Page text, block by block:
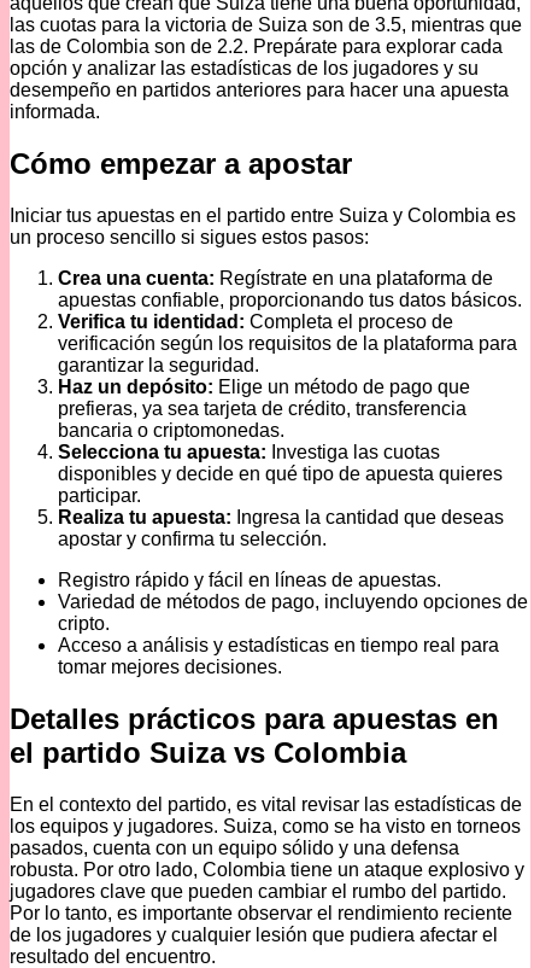
las cuotas para la victoria de Suiza son de 3.5, mientras que
las de Colombia son de 2.2. Prepárate para explorar cada
opción y analizar las estadísticas de los jugadores y su
desempeño en partidos anteriores para hacer una apuesta
informada.
Cómo empezar a apostar
Iniciar tus apuestas en el partido entre Suiza y Colombia es
un proceso sencillo si sigues estos pasos:
Crea una cuenta: Regístrate en una plataforma de
apuestas confiable, proporcionando tus datos básicos.
Verifica tu identidad: Completa el proceso de
verificación según los requisitos de la plataforma para
garantizar la seguridad.
Haz un depósito: Elige un método de pago que
prefieras, ya sea tarjeta de crédito, transferencia
bancaria o criptomonedas.
Selecciona tu apuesta: Investiga las cuotas
disponibles y decide en qué tipo de apuesta quieres
participar.
Realiza tu apuesta: Ingresa la cantidad que deseas
apostar y confirma tu selección.
Registro rápido y fácil en líneas de apuestas.
Variedad de métodos de pago, incluyendo opciones de
cripto.
Acceso a análisis y estadísticas en tiempo real para
tomar mejores decisiones.
Detalles prácticos para apuestas en
el partido Suiza vs Colombia
En el contexto del partido, es vital revisar las estadísticas de
los equipos y jugadores. Suiza, como se ha visto en torneos
pasados, cuenta con un equipo sólido y una defensa
robusta. Por otro lado, Colombia tiene un ataque explosivo y
jugadores clave que pueden cambiar el rumbo del partido.
Por lo tanto, es importante observar el rendimiento reciente
de los jugadores y cualquier lesión que pudiera afectar el
resultado del encuentro.